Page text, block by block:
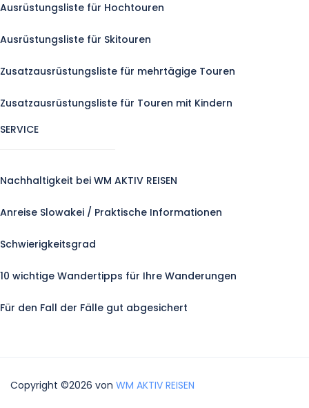
Ausrüstungsliste für Hochtouren
Ausrüstungsliste für Skitouren
Zusatzausrüstungsliste für mehrtägige Touren
Zusatzausrüstungsliste für Touren mit Kindern
SERVICE
Nachhaltigkeit bei WM AKTIV REISEN
Anreise Slowakei / Praktische Informationen
Schwierigkeitsgrad
10 wichtige Wandertipps für Ihre Wanderungen
Für den Fall der Fälle gut abgesichert
Copyright ©2026 von WM AKTIV REISEN